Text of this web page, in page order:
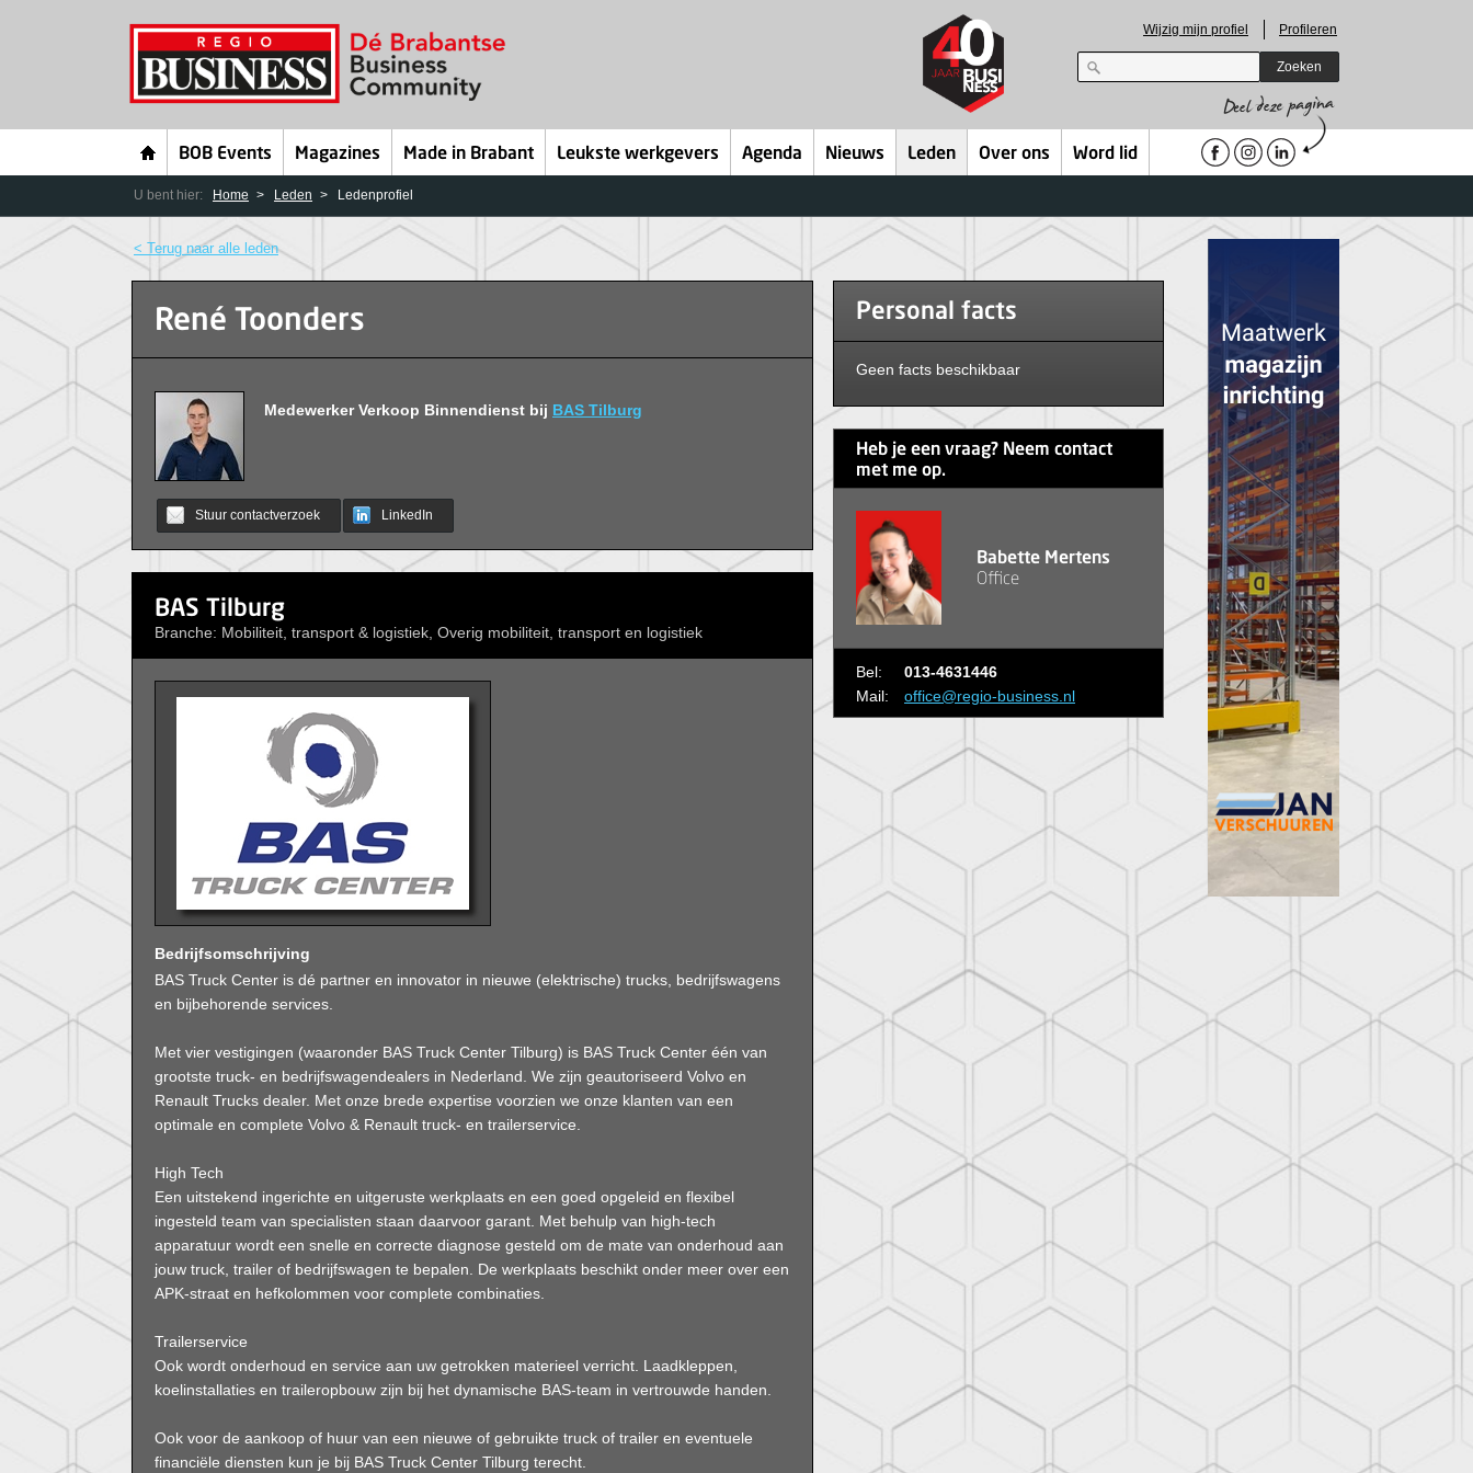
Wijzig mijn profiel Profileren
Zoeken
BOB Events Magazines Made in Brabant Leukste werkgevers Agenda Nieuws Leden Over ons Word lid
U bent hier: Home Leden Ledenprofiel
< Terug naar alle leden
René Toonders
Medewerker Verkoop Binnendienst bij BAS Tilburg
Stuur contactverzoek LinkedIn
BAS Tilburg
Branche: Mobiliteit, transport & logistiek, Overig mobiliteit, transport en logistiek
Bedrijfsomschrijving
BAS Truck Center is dé partner en innovator in nieuwe (elektrische) trucks, bedrijfswagens
en bijbehorende services.
Met vier vestigingen (waaronder BAS Truck Center Tilburg) is BAS Truck Center één van
grootste truck- en bedrijfswagendealers in Nederland. We zijn geautoriseerd Volvo en
Renault Trucks dealer. Met onze brede expertise voorzien we onze klanten van een
optimale en complete Volvo & Renault truck- en trailerservice.
High Tech
Een uitstekend ingerichte en uitgeruste werkplaats en een goed opgeleid en flexibel
ingesteld team van specialisten staan daarvoor garant. Met behulp van high-tech
apparatuur wordt een snelle en correcte diagnose gesteld om de mate van onderhoud aan
jouw truck, trailer of bedrijfswagen te bepalen. De werkplaats beschikt onder meer over een
APK-straat en hefkolommen voor complete combinaties.
Trailerservice
Ook wordt onderhoud en service aan uw getrokken materieel verricht. Laadkleppen,
koelinstallaties en traileropbouw zijn bij het dynamische BAS-team in vertrouwde handen.
Ook voor de aankoop of huur van een nieuwe of gebruikte truck of trailer en eventuele
financiële diensten kun je bij BAS Truck Center Tilburg terecht.
Personal facts
Geen facts beschikbaar
Heb je een vraag? Neem contact
met me op.
Babette Mertens
Office
Bel:
013-4631446
Mail:
office@regio-business.nl